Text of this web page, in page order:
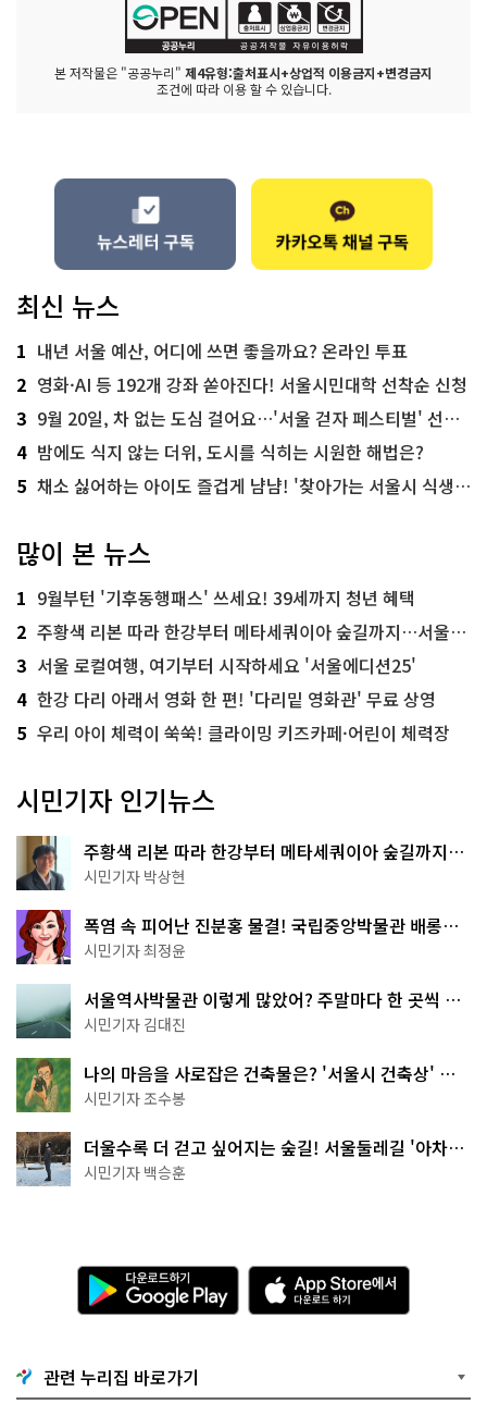
본 저작물은 "공공누리" 제4유형:출처표시+상업적 이용금지+변경금지
조건에 따라 이용 할 수 있습니다.
최신 뉴스
1 내년 서울 예산, 어디에 쓰면 좋을까요? 온라인 투표
2 영화·AI 등 192개 강좌 쏟아진다! 서울시민대학 선착순 신청
3 9월 20일, 차 없는 도심 걸어요…'서울 걷자 페스티벌' 선착순 5천명
4 밤에도 식지 않는 더위, 도시를 식히는 시원한 해법은?
5 채소 싫어하는 아이도 즐겁게 냠냠! '찾아가는 서울시 식생활 교육' 현장
많이 본 뉴스
1 9월부턴 '기후동행패스' 쓰세요! 39세까지 청년 혜택
2 주황색 리본 따라 한강부터 메타세쿼이아 숲길까지…서울둘레길 15코스
3 서울 로컬여행, 여기부터 시작하세요 '서울에디션25'
4 한강 다리 아래서 영화 한 편! '다리밑 영화관' 무료 상영
5 우리 아이 체력이 쑥쑥! 클라이밍 키즈카페·어린이 체력장
시민기자 인기뉴스
주황색 리본 따라 한강부터 메타세쿼이아 숲길까지…
서울둘레길 15코스
시민기자 박상현
폭염 속 피어난 진분홍 물결! 국립중앙박물관 배롱나
무 명소
시민기자 최정윤
서울역사박물관 이렇게 많았어? 주말마다 한 곳씩 떠
나는 역사 산책
시민기자 김대진
나의 마음을 사로잡은 건축물은? '서울시 건축상' 수
상작 공개!
시민기자 조수봉
더울수록 더 걷고 싶어지는 숲길! 서울둘레길 '아차산
코스'
시민기자 백승훈
다
운
로
기
G
A
p
p
관련 누리집 바로가기